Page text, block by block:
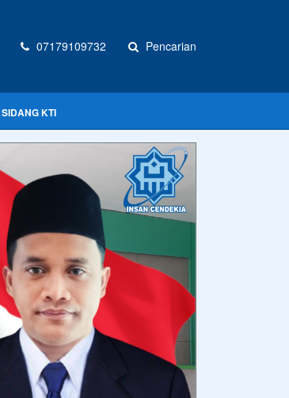
07179109732 Pencarian
KTI